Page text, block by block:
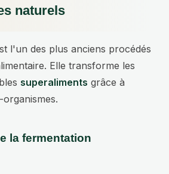
naturels
l'un des plus anciens procédés
Elle transforme les
superaliments grâce à
la fermentation